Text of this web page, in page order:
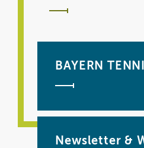
BAYERN
Newsletter &